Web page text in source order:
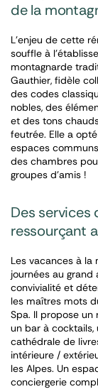
de la
L’enjeu de cette
souffle à
montagnarde
Gauthier, fidèle
des codes
nobles, des
et des tons
feutrée. Elle a
espaces
des chambres
groupes d’amis !
Des services
ressourçant
Les vacances à
journées au grand
convivialité et
les maîtres mots
Spa. Il propose
un bar à
cathédrale de
intérieure /
les Alpes. Un
conciergerie